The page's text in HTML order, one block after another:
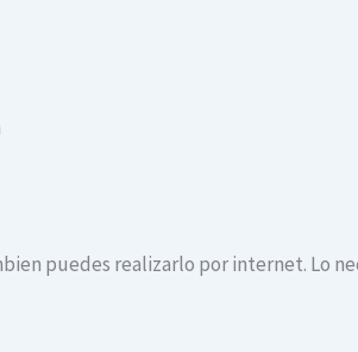
puedes realizarlo por internet. Lo